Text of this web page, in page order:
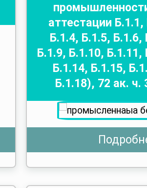
аттестации
Б.1.4, Б.1.5, Б.1.6,
Б.1.9, Б.1.10, Б.1.11,
Б.1.14, Б.1.15,
Б.1.18), 72 ак. ч.